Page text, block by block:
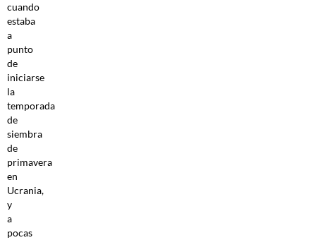
cuando
estaba
a
punto
de
iniciarse
la
temporada
de
siembra
de
primavera
en
Ucrania,
y
a
pocas